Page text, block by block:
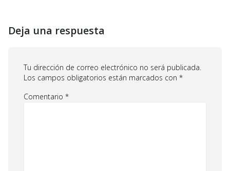
Deja una respuesta
Tu dirección de correo electrónico no será publicada.
Los campos obligatorios están marcados con *
Comentario *